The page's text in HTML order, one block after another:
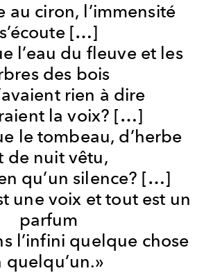
au ciron, l’immensité
s’écoute […]
l’eau du fleuve et les
des bois
rien à dire
la voix? […]
le tombeau, d’herbe
de nuit vêtu,
qu’un silence? […]
une voix et tout est un
parfum
l’infini quelque chose
quelqu’un.»